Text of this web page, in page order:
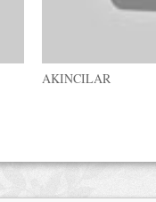
AKINCILAR